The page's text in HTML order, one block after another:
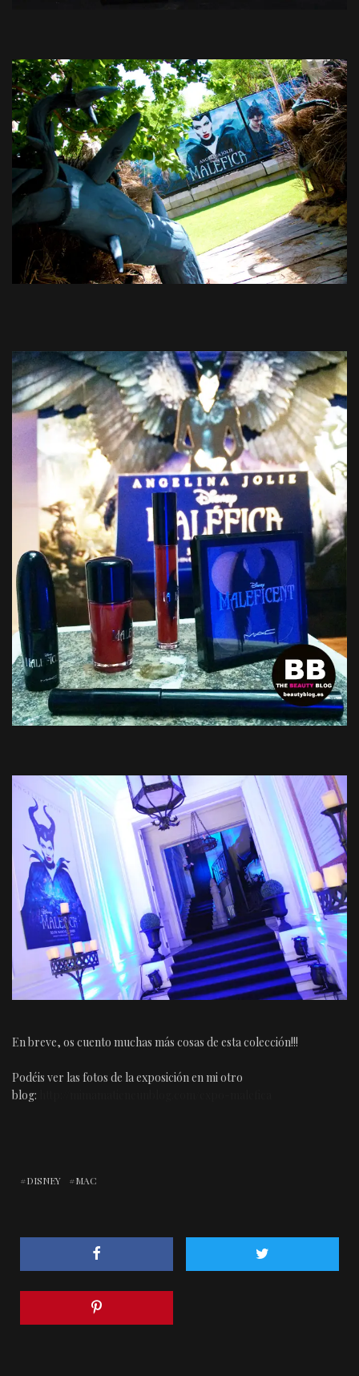
En breve, os cuento muchas más cosas de esta colección!!!
Podéis ver las fotos de la exposición en mi otro
blog:
DISNEY MAC